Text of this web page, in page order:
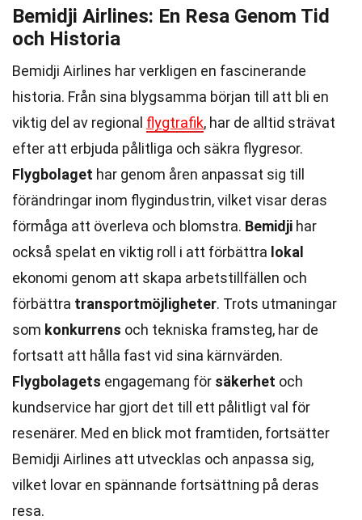
Bemidji Airlines: En Resa Genom Tid
och Historia
Bemidji Airlines har verkligen en fascinerande
historia. Från sina blygsamma början till att bli en
viktig del av regional flygtrafik, har de alltid strävat
efter att erbjuda pålitliga och säkra flygresor.
Flygbolaget har genom åren anpassat sig till
förändringar inom flygindustrin, vilket visar deras
förmåga att överleva och blomstra. Bemidji har
också spelat en viktig roll i att förbättra lokal
ekonomi genom att skapa arbetstillfällen och
förbättra transportmöjligheter. Trots utmaningar
som konkurrens och tekniska framsteg, har de
fortsatt att hålla fast vid sina kärnvärden.
Flygbolagets engagemang för säkerhet och
kundservice har gjort det till ett pålitligt val för
resenärer. Med en blick mot framtiden, fortsätter
Bemidji Airlines att utvecklas och anpassa sig,
vilket lovar en spännande fortsättning på deras
resa.